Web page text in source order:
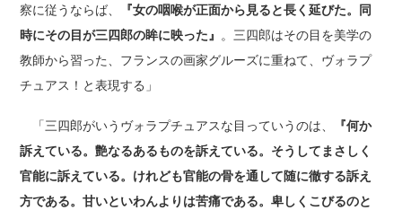
察に従うならば、
『女の咽喉が正面から見ると長く延びた。同
時にその目が三四郎の眸に映った』 。三四郎はその目を美学の
教師から習った、フランスの画家グルーズに重ねて、ヴォラプ
チュアス！と表現する」
「三四郎がいうヴォラプチュアスな目っていうのは、
『何か
訴えている。艶なるあるものを訴えている。そうしてまさしく
官能に訴えている。けれども官能の骨を通して随に徹する訴え
方である。甘いといわんよりは苦痛である。卑しくこびるのと